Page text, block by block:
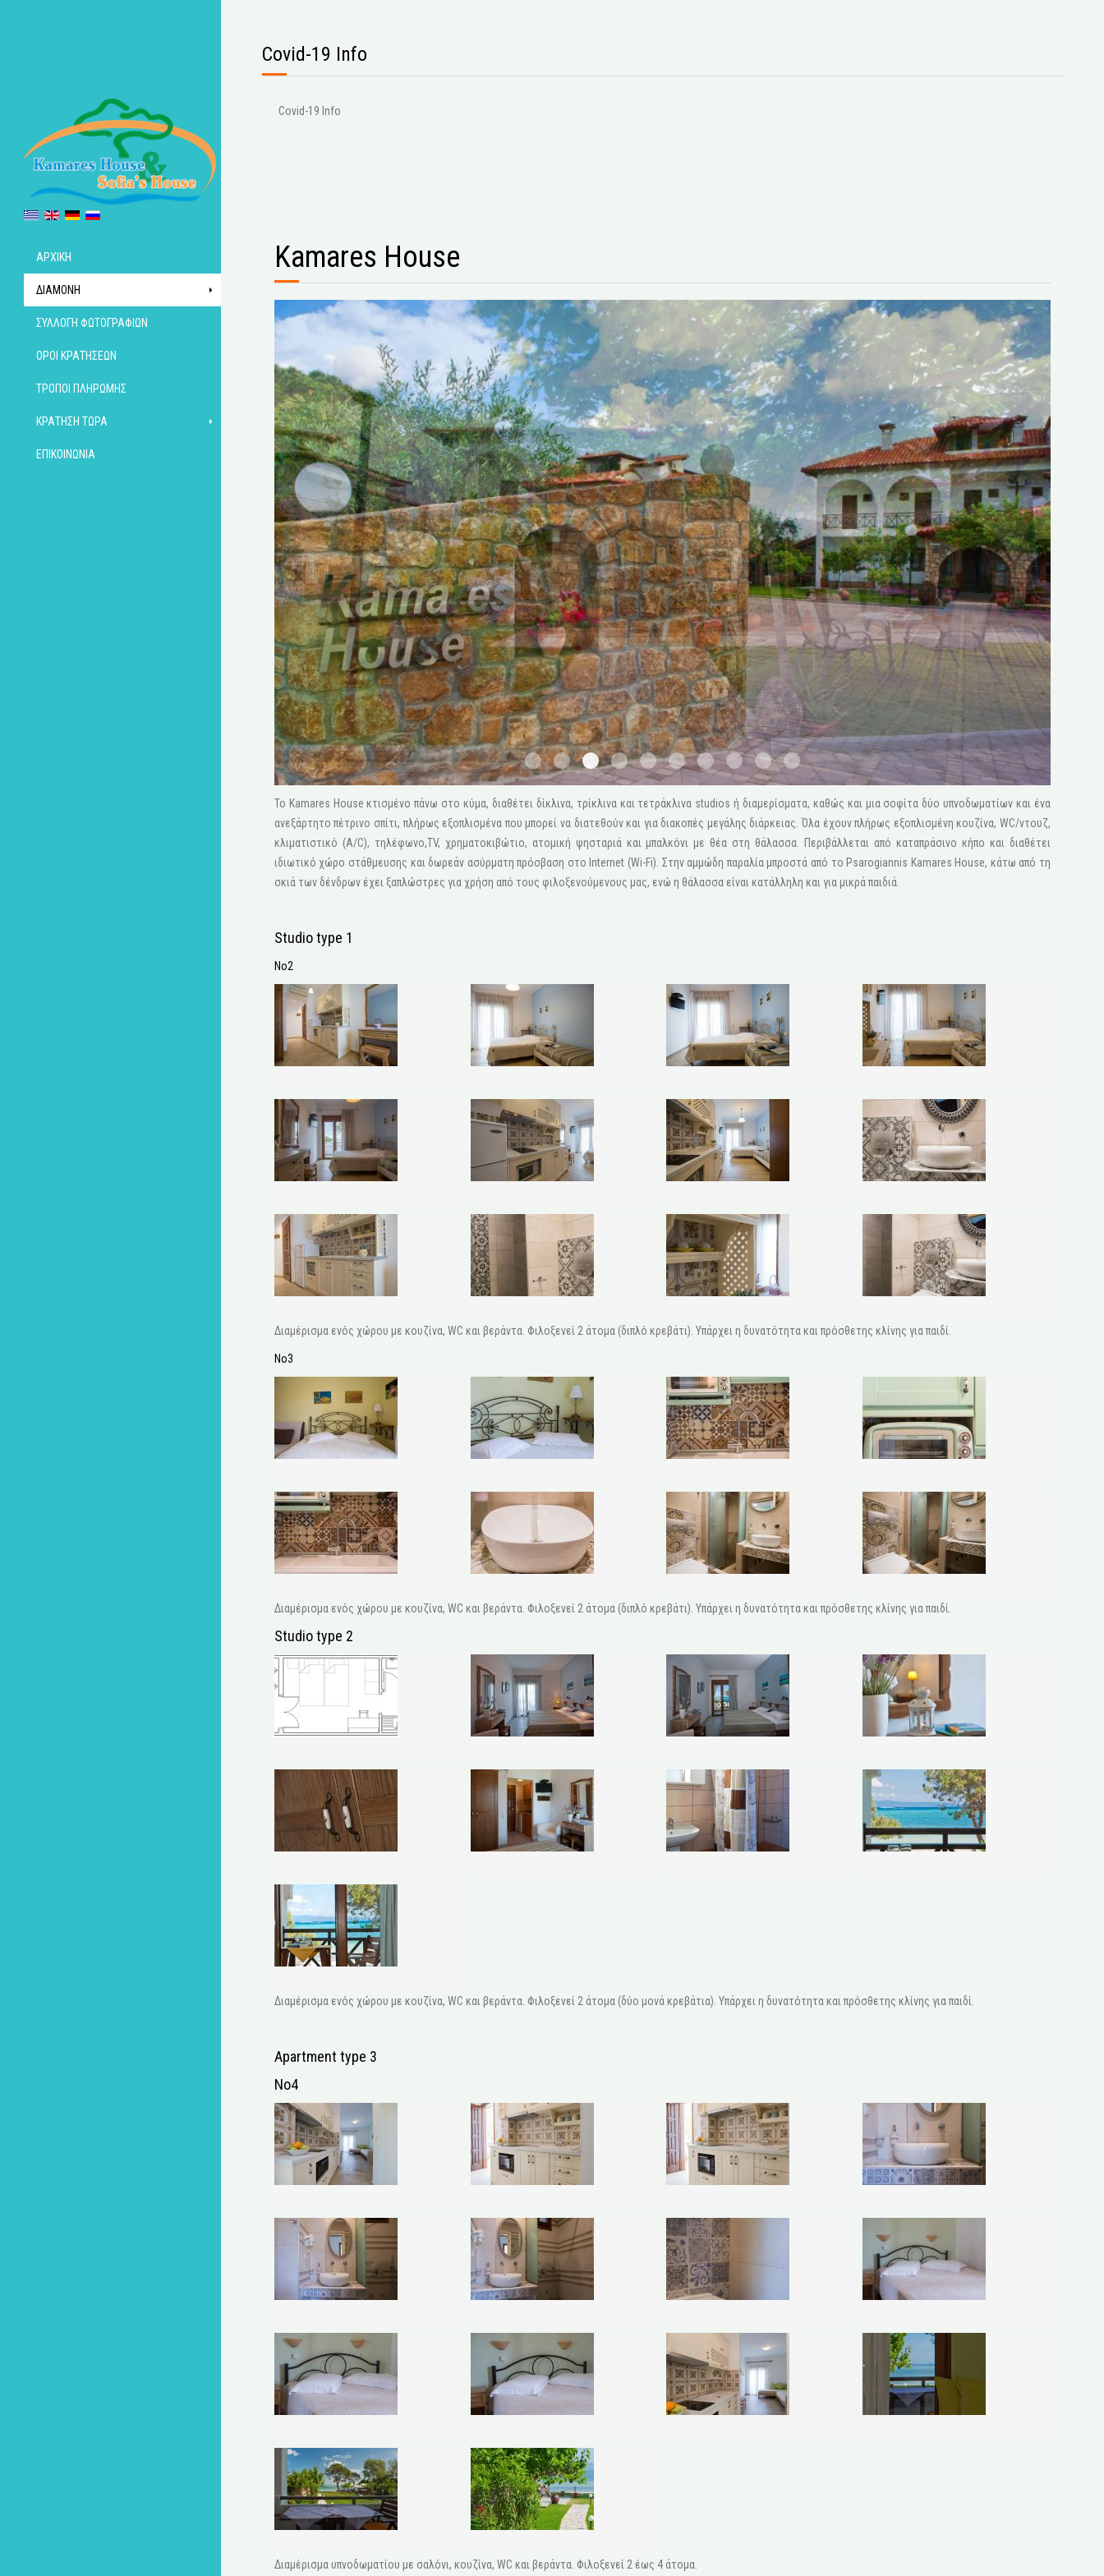
ΑΡΧΙΚΉ
ΔΙΑΜΟΝΉ
ΣΥΛΛΟΓΉ ΦΩΤΟΓΡΑΦΙΏΝ
ΌΡΟΙ ΚΡΑΤΉΣΕΩΝ
ΤΡΌΠΟΙ ΠΛΗΡΩΜΉΣ
ΚΡΆΤΗΣΗ ΤΏΡΑ
ΕΠΙΚΟΙΝΩΝΊΑ
Covid-19 Info
Covid-19 Info
Kamares House
1 2 3 4 5 6 111 2 1600x1200
STV20461 1600x1200
Το Kamares House κτισμένο πάνω στο κύμα, διαθέτει δίκλινα, τρίκλινα και τετράκλινα studios ή διαμερίσματα, καθώς και μια σοφίτα δύο υπνοδωματίων και ένα
ανεξάρτητο πέτρινο σπίτι, πλήρως εξοπλισμένα που μπορεί να διατεθούν και για διακοπές μεγάλης διάρκειας. Όλα έχουν πλήρως εξοπλισμένη κουζίνα, WC/ντουζ,
κλιματιστικό (A/C), τηλέφωνο,ΤV, χρηματοκιβώτιο, ατομική ψησταριά και μπαλκόνι με θέα στη θάλασσα. Περιβάλλεται από καταπράσινο κήπο και διαθέτει
ιδιωτικό χώρο στάθμευσης και δωρεάν ασύρματη πρόσβαση στο Internet (Wi-Fi). Στην αμμώδη παραλία μπροστά από το Psarogiannis Kamares House, κάτω από τη
σκιά των δένδρων έχει ξαπλώστρες για χρήση από τους φιλοξενούμενους μας, ενώ η θάλασσα είναι κατάλληλη και για μικρά παιδιά.
Studio type 1
No2
Διαμέρισμα ενός χώρου με κουζίνα, WC και βεράντα. Φιλοξενεί 2 άτομα (διπλό κρεβάτι). Υπάρχει η δυνατότητα και πρόσθετης κλίνης για παιδί.
No3
Διαμέρισμα ενός χώρου με κουζίνα, WC και βεράντα. Φιλοξενεί 2 άτομα (διπλό κρεβάτι). Υπάρχει η δυνατότητα και πρόσθετης κλίνης για παιδί.
Studio type 2
Διαμέρισμα ενός χώρου με κουζίνα, WC και βεράντα. Φιλοξενεί 2 άτομα (δύο μονά κρεβάτια). Υπάρχει η δυνατότητα και πρόσθετης κλίνης για παιδί.
Apartment type 3
No4
Διαμέρισμα υπνοδωματίου με σαλόνι, κουζίνα, WC και βεράντα. Φιλοξενεί 2 έως 4 άτομα.